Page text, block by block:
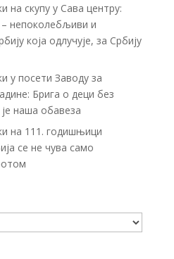
на скупу у Сава центру:
– непоколебљиви и
која одлучује, за Србију
у посети Заводу за
Брига о деци без
наша обавеза
на 111. годишњици
се не чува само